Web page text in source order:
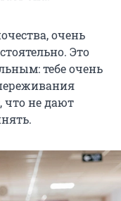
очень
Это
тебе очень
что не дают